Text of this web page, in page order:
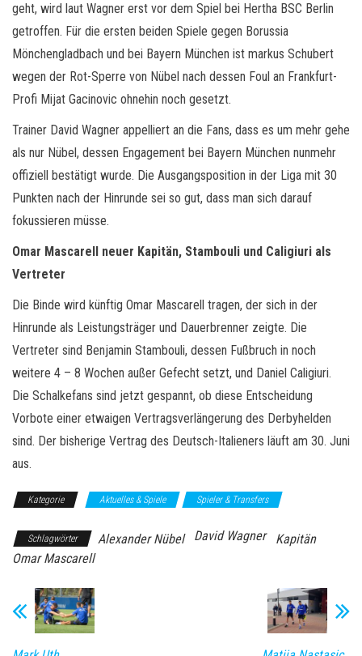
geht, wird laut Wagner erst vor dem Spiel bei Hertha BSC Berlin
getroffen. Für die ersten beiden Spiele gegen Borussia
Mönchengladbach und bei Bayern München ist markus Schubert
wegen der Rot-Sperre von Nübel nach dessen Foul an Frankfurt-
Profi Mijat Gacinovic ohnehin noch gesetzt.
Trainer David Wagner appelliert an die Fans, dass es um mehr gehe
als nur Nübel, dessen Engagement bei Bayern München nunmehr
offiziell bestätigt wurde. Die Ausgangsposition in der Liga mit 30
Punkten nach der Hinrunde sei so gut, dass man sich darauf
fokussieren müsse.
Omar Mascarell neuer Kapitän, Stambouli und Caligiuri als
Vertreter
Die Binde wird künftig Omar Mascarell tragen, der sich in der
Hinrunde als Leistungsträger und Dauerbrenner zeigte. Die
Vertreter sind Benjamin Stambouli, dessen Fußbruch in noch
weitere 4 – 8 Wochen außer Gefecht setzt, und Daniel Caligiuri.
Die Schalkefans sind jetzt gespannt, ob diese Entscheidung
Vorbote einer etwaigen Vertragsverlängerung des Derbyhelden
sind. Der bisherige Vertrag des Deutsch-Italieners läuft am 30. Juni
aus.
Kategorie Aktuelles & Spiele Spieler & Transfers
Schlagwörter Alexander Nübel David Wagner
Kapitän
Omar Mascarell